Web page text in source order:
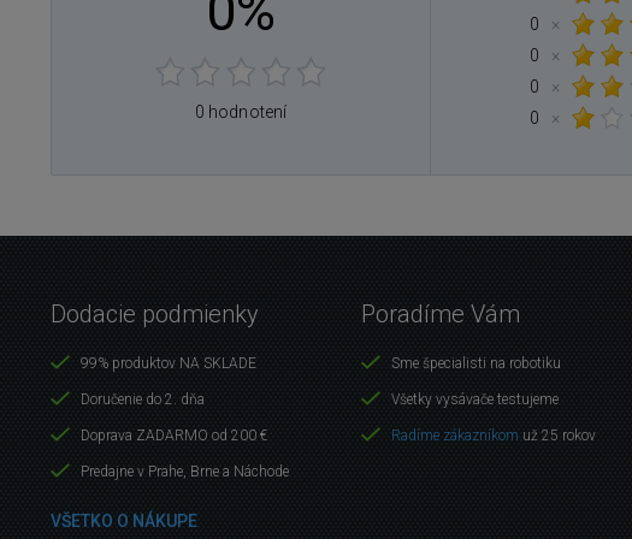
0 hodnotení
0
×
0
×
0
×
0
×
Dodacie podmienky
99% produktov NA SKLADE
Doručenie do 2. dňa
Doprava ZADARMO od 200 €
Predajne v Prahe, Brne a Náchode
VŠETKO O NÁKUPE
Poradíme Vám
Sme špecialisti na robotiku
Všetky vysávače testujeme
Radíme zákazníkom už 25 rokov